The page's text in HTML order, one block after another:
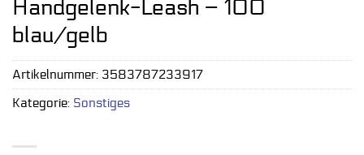
Handgelenk-Leash – 100
blau/gelb
Artikelnummer: 3583787233917
Kategorie: Sonstiges